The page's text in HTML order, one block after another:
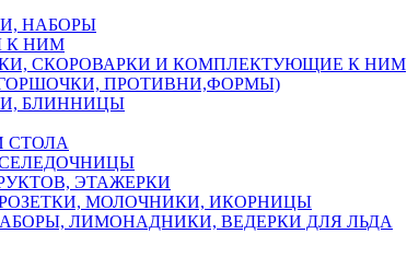
НАБОРЫ
К НИМ
СКОРОВАРКИ И КОМПЛЕКТУЮЩИЕ К НИМ
ПРОТИВНИ,ФОРМЫ)
БЛИННИЦЫ
СТОЛА
ЭТАЖЕРКИ
МОЛОЧНИКИ, ИКОРНИЦЫ
ЛИМОНАДНИКИ, ВЕДЕРКИ ДЛЯ ЛЬДА